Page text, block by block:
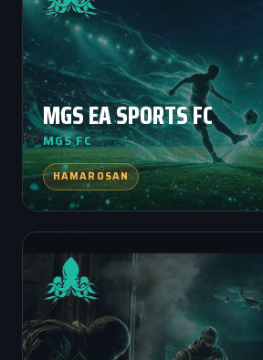
MGS EA SPORTS FC
MGS FC
HAMAROSAN